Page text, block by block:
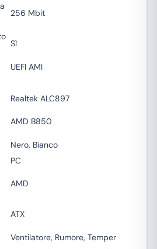
256 Mbit
Sì
UEFI AMI
Realtek ALC897
AMD B850
Nero, Bianco
PC
AMD
ATX
Ventilatore, Rumore, Temper